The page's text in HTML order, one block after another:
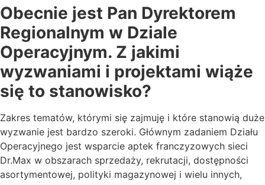
Obecnie jest Pan Dyrektorem
Regionalnym w Dziale
Operacyjnym. Z jakimi
wyzwaniami i projektami wiąże
się to stanowisko?
Zakres tematów, którymi się zajmuję i które stanowią duże
wyzwanie jest bardzo szeroki. Głównym zadaniem Działu
Operacyjnego jest wsparcie aptek franczyzowych sieci
Dr.Max w obszarach sprzedaży, rekrutacji, dostępności
asortymentowej, polityki magazynowej i wielu innych,